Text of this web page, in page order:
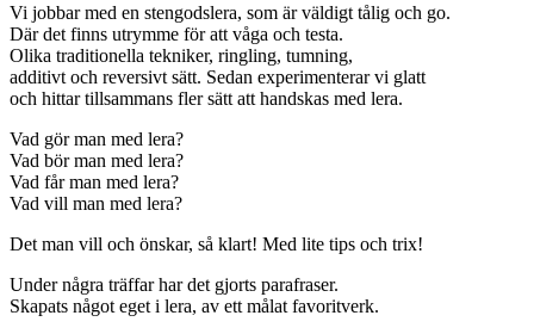
Vi jobbar med en stengodslera, som är väldigt tålig och go.
Där det finns utrymme för att våga och testa.
Olika traditionella tekniker, ringling, tumning,
additivt och reversivt sätt. Sedan experimenterar vi glatt
och hittar tillsammans fler sätt att handskas med lera.
Vad gör man med lera?
Vad bör man med lera?
Vad får man med lera?
Vad vill man med lera?
Det man vill och önskar, så klart! Med lite tips och trix!
Under några träffar har det gjorts parafraser.
Skapats något eget i lera, av ett målat favoritverk.